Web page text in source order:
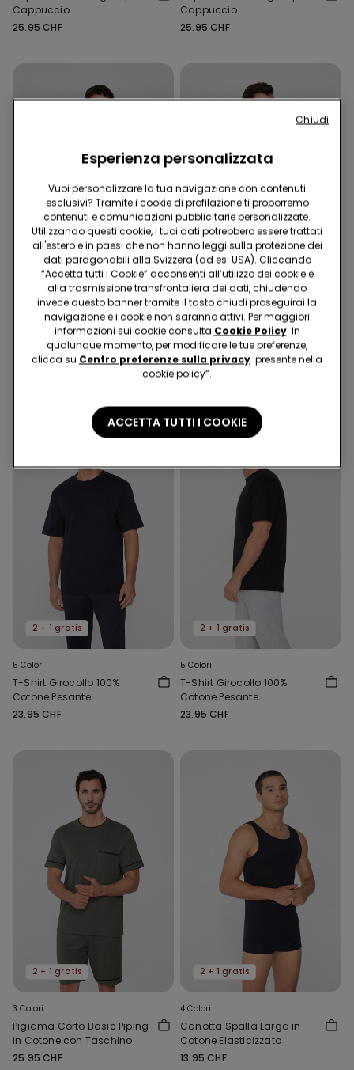
Cappuccio
25.95 CHF
Cappuccio
25.95 CHF
2 + 1 gratis
2 Colori
Maglia Manica Lunga
Viscosa Felpata
2 + 1 gratis
5 Colori
T-Shirt Girocollo 100%
Cotone Pesante
23.95 CHF
2 + 1 gratis
5 Colori
T-Shirt Girocollo 100%
Cotone Pesante
23.95 CHF
2 + 1 gratis
5 Colori
T-Shirt Girocollo 100%
Cotone Pesante
23.95 CHF
2 + 1 gratis
3 Colori
Pigiama Corto Basic Piping
in Cotone con Taschino
25.95 CHF
2 + 1 gratis
4 Colori
Canotta Spalla Larga in
Cotone Elasticizzato
13.95 CHF
Esperienza personalizzata
Vuoi personalizzare la tua navigazione con contenuti
esclusivi? Tramite i cookie di profilazione ti proporremo
contenuti e comunicazioni pubblicitarie personalizzate.
Utilizzando questi cookie, i tuoi dati potrebbero essere trattati
all'estero e in paesi che non hanno leggi sulla protezione dei
dati paragonabili alla Svizzera (ad es. USA). Cliccando
“Accetta tutti i Cookie” acconsenti all’utilizzo dei cookie e
alla trasmissione transfrontaliera dei dati, chiudendo
invece questo banner tramite il tasto chiudi proseguirai la
navigazione e i cookie non saranno attivi. Per maggiori
informazioni sui cookie consulta Cookie Policy. In
qualunque momento, per modificare le tue preferenze,
clicca su Centro preferenze sulla privacy presente nella
cookie policy”.
ACCETTA TUTTI I COOKIE
Chiudi